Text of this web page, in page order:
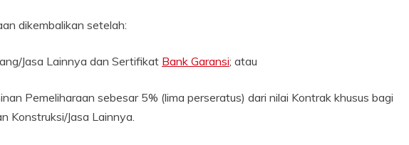
dikembalikan setelah:
Jasa Lainnya dan Sertifikat Bank Garansi; atau
Pemeliharaan sebesar 5% (lima perseratus) dari nilai Kontrak khusus bagi
Konstruksi/Jasa Lainnya.